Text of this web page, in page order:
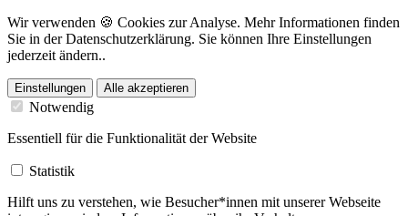
Wir verwenden 🍪 Cookies zur Analyse. Mehr Informationen finden
Sie in der Datenschutzerklärung. Sie können Ihre Einstellungen
jederzeit ändern..
Einstellungen Alle akzeptieren
Notwendig
Essentiell für die Funktionalität der Website
Statistik
Hilft uns zu verstehen, wie Besucher*innen mit unserer Webseite